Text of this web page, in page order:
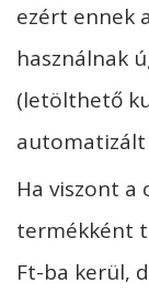
ezért ennek
használnak
(letölthető
Ha viszont a
termékként
Ft-ba kerül,